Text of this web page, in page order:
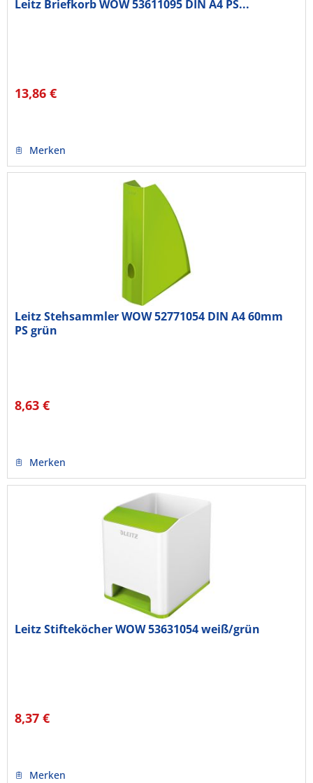
Leitz Briefkorb WOW 53611095 DIN A4 PS...
13,86 €
Merken
Leitz Stehsammler WOW 52771054 DIN A4 60mm
PS grün
8,63 €
Merken
Leitz Stifteköcher WOW 53631054 weiß/grün
8,37 €
Merken